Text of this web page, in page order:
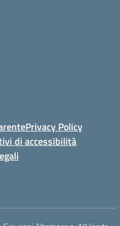
Privacy Policy
di accessibilità